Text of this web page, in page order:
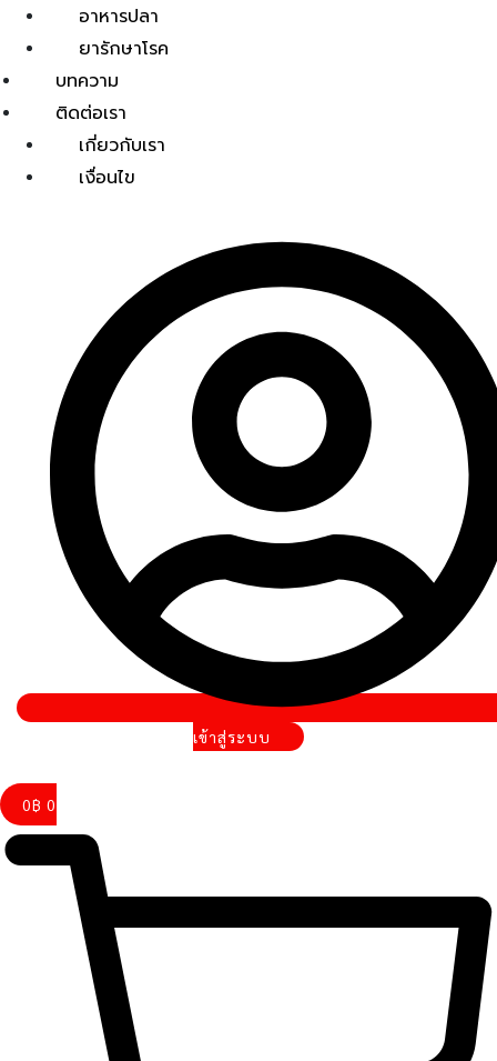
อาหารปลา
ยารักษาโรค
บทความ
ติดต่อเรา
เกี่ยวกับเรา
เงื่อนไข
เข้าสู่ระบบ
0฿ 0